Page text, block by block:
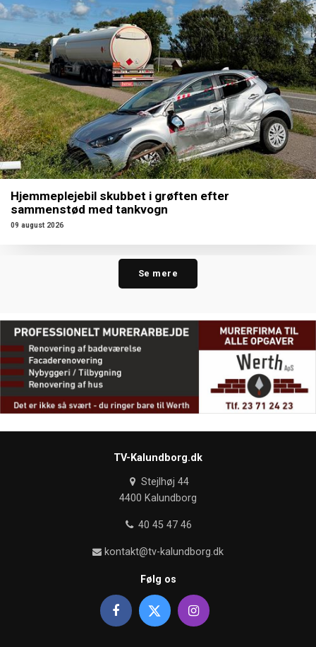
Hjemmeplejebil skubbet i grøften efter
sammenstød med tankvogn
09 august 2026
Se mere
TV-Kalundborg.dk
Stejlhøj 44
4400 Kalundborg
40 45 47 46
kontakt@tv-kalundborg.dk
Følg os